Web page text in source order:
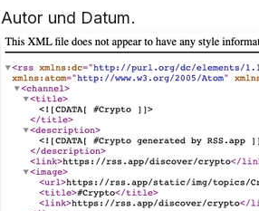
Autor und Datum.